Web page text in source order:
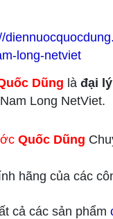
long-netviet
Dũng là đại
Long NetViet.
Quốc Dũng
hãng của các
cả các sản phẩm